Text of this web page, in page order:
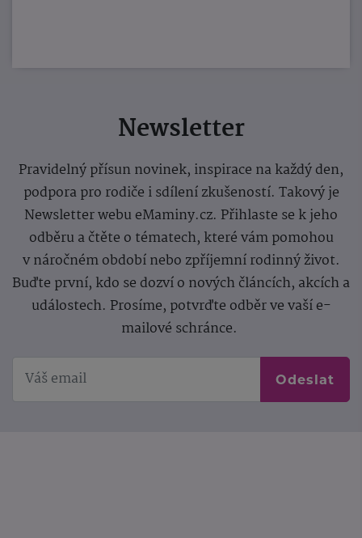
Newsletter
Pravidelný přísun novinek, inspirace na každý den,
podpora pro rodiče i sdílení zkušeností. Takový je
Newsletter webu eMaminy.cz. Přihlaste se k jeho
odběru a čtěte o tématech, které vám pomohou
v náročném období nebo zpříjemní rodinný život.
Buďte první, kdo se dozví o nových článcích, akcích a
událostech. Prosíme, potvrďte odběr ve vaší e-
mailové schránce.
Odeslat